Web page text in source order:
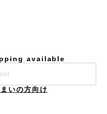
available
いの方向け